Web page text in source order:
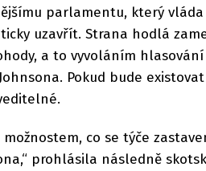
parlamentu, který
uzavřít. Strana hodlá
a to vyvoláním
Pokud bude
možnostem, co se týče
prohlásila následně